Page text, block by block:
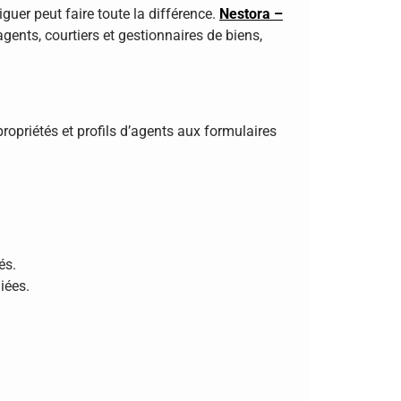
peut faire toute la différence. Nestora –
courtiers et gestionnaires de biens,
et profils d’agents aux formulaires